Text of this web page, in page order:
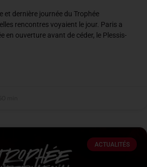
et dernière journée du Trophée
rencontres voyaient le jour. Paris a
en ouverture avant de céder, le Plessis-
ACTUALITÉS